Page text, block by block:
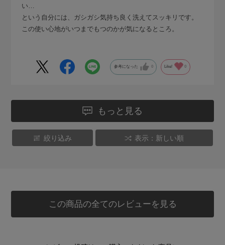
い…
という自分には、ガシガシ気持ち良く洗えてスッキリです。
この使い心地がいつまでもつのかが気になるところ。
参考になった 0 Like! 0
もっと見る
絞り込み 表示：新しい順
この商品の全てのレビューを見る